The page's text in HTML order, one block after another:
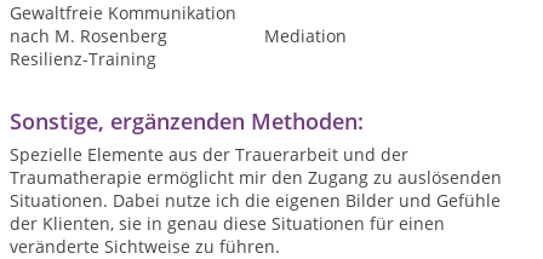
Gewaltfreie Kommunikation
nach M. Rosenberg
Mediation
Resilienz-Training
Sonstige, ergänzenden Methoden:
Spezielle Elemente aus der Trauerarbeit und der
Traumatherapie ermöglicht mir den Zugang zu auslösenden
Situationen. Dabei nutze ich die eigenen Bilder und Gefühle
der Klienten, sie in genau diese Situationen für einen
veränderte Sichtweise zu führen.